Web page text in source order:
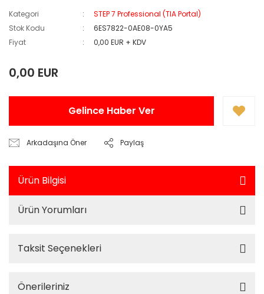
Kategori
STEP 7 Professional (TIA Portal)
Stok Kodu
6ES7822-0AE08-0YA5
Fiyat
0,00 EUR + KDV
0,00 EUR
Gelince Haber Ver
Arkadaşına Öner Paylaş
Ürün Bilgisi
Ürün Yorumları
Taksit Seçenekleri
Önerileriniz